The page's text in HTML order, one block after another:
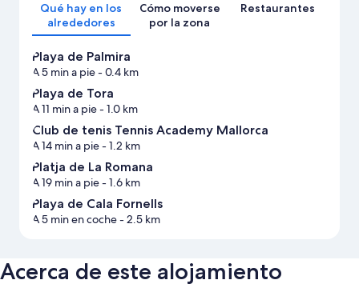
Qué hay en los
alrededores
Cómo moverse
por la zona
Restaurantes
Playa de Palmira
A 5 min a pie- 0.4 km
Playa de Tora
A 11 min a pie- 1.0 km
Club de tenis Tennis Academy Mallorca
A 14 min a pie- 1.2 km
Platja de La Romana
A 19 min a pie- 1.6 km
Playa de Cala Fornells
A 5 min en coche- 2.5 km
Acerca de este alojamiento